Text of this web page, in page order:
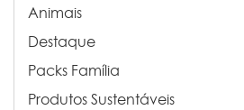
Animais
Destaque
Packs Família
Produtos Sustentáveis